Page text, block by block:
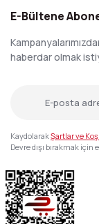
E-Bültene
haberdar olmak
KaydolarakŞartlar ve
Devre dışı bırakmak için